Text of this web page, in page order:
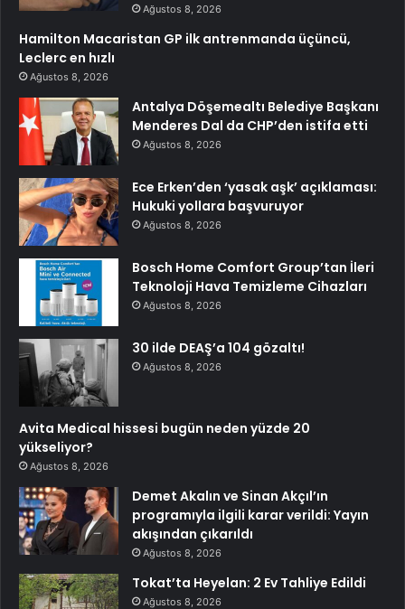
Ağustos 8, 2026
Hamilton Macaristan GP ilk antrenmanda üçüncü,
Leclerc en hızlı
Ağustos 8, 2026
Antalya Döşemealtı Belediye Başkanı
Menderes Dal da CHP’den istifa etti
Ağustos 8, 2026
Ece Erken’den ‘yasak aşk’ açıklaması:
Hukuki yollara başvuruyor
Ağustos 8, 2026
Bosch Home Comfort Group’tan İleri
Teknoloji Hava Temizleme Cihazları
Ağustos 8, 2026
30 ilde DEAŞ’a 104 gözaltı!
Ağustos 8, 2026
Avita Medical hissesi bugün neden yüzde 20
yükseliyor?
Ağustos 8, 2026
Demet Akalın ve Sinan Akçıl’ın
programıyla ilgili karar verildi: Yayın
akışından çıkarıldı
Ağustos 8, 2026
Tokat’ta Heyelan: 2 Ev Tahliye Edildi
Ağustos 8, 2026